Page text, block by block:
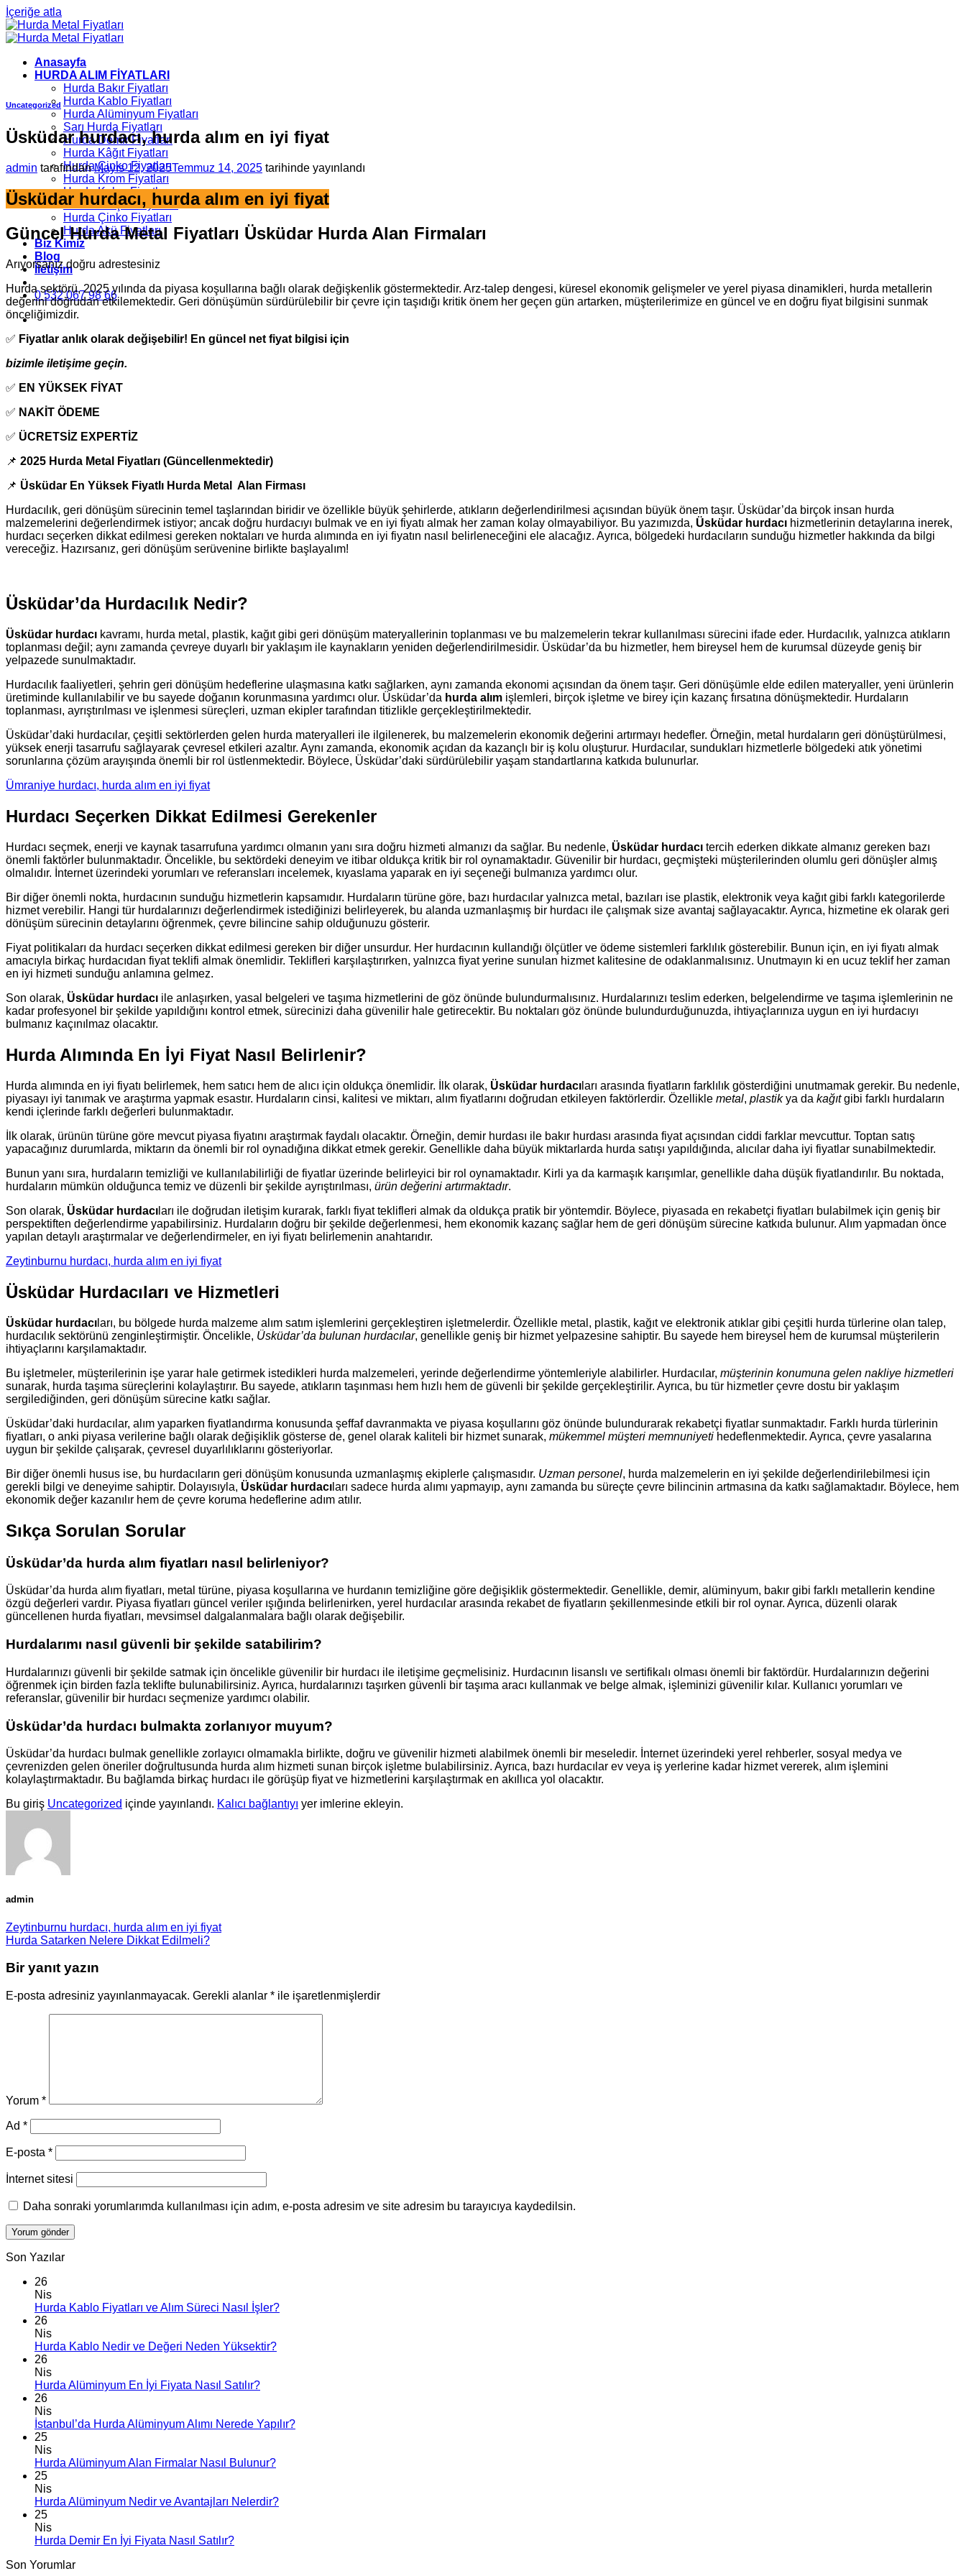
İçeriğe atla
Anasayfa
HURDA ALIM FİYATLARI
Hurda Bakır Fiyatları
Hurda Kablo Fiyatları
Hurda Alüminyum Fiyatları
Sarı Hurda Fiyatları
Hurda Demir Fiyatları
Hurda Kâğıt Fiyatları
Hurda Çinko Fiyatları
Hurda Krom Fiyatları
Hurda Kalay Fiyatları
Hurda Kurşun Fiyatları
Hurda Çinko Fiyatları
Hurda Akü Fiyatları
Biz Kimiz
Blog
İletişim
0 532 067 98 66
Uncategorized
Üsküdar hurdacı, hurda alım en iyi fiyat
admin tarafından Mayıs 12, 2025Temmuz 14, 2025 tarihinde yayınlandı
Üsküdar hurdacı, hurda alım en iyi fiyat
Güncel Hurda Metal Fiyatları Üsküdar Hurda Alan Firmaları
Arıyorsanız doğru adrestesiniz
Hurda sektörü, 2025 yılında da piyasa koşullarına bağlı olarak değişkenlik göstermektedir. Arz-talep dengesi, küresel ekonomik gelişmeler ve yerel piyasa dinamikleri, hurda metallerin
değerini doğrudan etkilemektedir. Geri dönüşümün sürdürülebilir bir çevre için taşıdığı kritik önem her geçen gün artarken, müşterilerimize en güncel ve en doğru fiyat bilgisini sunmak
önceliğimizdir.
✅ Fiyatlar anlık olarak değişebilir! En güncel net fiyat bilgisi için
bizimle iletişime geçin.
✅ EN YÜKSEK FİYAT
✅ NAKİT ÖDEME
✅ ÜCRETSİZ EXPERTİZ
📌 2025 Hurda Metal Fiyatları (Güncellenmektedir)
📌 Üsküdar En Yüksek Fiyatlı Hurda Metal Alan Firması
Hurdacılık, geri dönüşüm sürecinin temel taşlarından biridir ve özellikle büyük şehirlerde, atıkların değerlendirilmesi açısından büyük önem taşır. Üsküdar’da birçok insan hurda
malzemelerini değerlendirmek istiyor; ancak doğru hurdacıyı bulmak ve en iyi fiyatı almak her zaman kolay olmayabiliyor. Bu yazımızda, Üsküdar hurdacı hizmetlerinin detaylarına inerek,
hurdacı seçerken dikkat edilmesi gereken noktaları ve hurda alımında en iyi fiyatın nasıl belirleneceğini ele alacağız. Ayrıca, bölgedeki hurdacıların sunduğu hizmetler hakkında da bilgi
vereceğiz. Hazırsanız, geri dönüşüm serüvenine birlikte başlayalım!
Üsküdar’da Hurdacılık Nedir?
Üsküdar hurdacı kavramı, hurda metal, plastik, kağıt gibi geri dönüşüm materyallerinin toplanması ve bu malzemelerin tekrar kullanılması sürecini ifade eder. Hurdacılık, yalnızca atıkların
toplanması değil; aynı zamanda çevreye duyarlı bir yaklaşım ile kaynakların yeniden değerlendirilmesidir. Üsküdar’da bu hizmetler, hem bireysel hem de kurumsal düzeyde geniş bir
yelpazede sunulmaktadır.
Hurdacılık faaliyetleri, şehrin geri dönüşüm hedeflerine ulaşmasına katkı sağlarken, aynı zamanda ekonomi açısından da önem taşır. Geri dönüşümle elde edilen materyaller, yeni ürünlerin
üretiminde kullanılabilir ve bu sayede doğanın korunmasına yardımcı olur. Üsküdar’da hurda alım işlemleri, birçok işletme ve birey için kazanç fırsatına dönüşmektedir. Hurdaların
toplanması, ayrıştırılması ve işlenmesi süreçleri, uzman ekipler tarafından titizlikle gerçekleştirilmektedir.
Üsküdar’daki hurdacılar, çeşitli sektörlerden gelen hurda materyalleri ile ilgilenerek, bu malzemelerin ekonomik değerini artırmayı hedefler. Örneğin, metal hurdaların geri dönüştürülmesi,
yüksek enerji tasarrufu sağlayarak çevresel etkileri azaltır. Aynı zamanda, ekonomik açıdan da kazançlı bir iş kolu oluşturur. Hurdacılar, sundukları hizmetlerle bölgedeki atık yönetimi
sorunlarına çözüm arayışında önemli bir rol üstlenmektedir. Böylece, Üsküdar’daki sürdürülebilir yaşam standartlarına katkıda bulunurlar.
Ümraniye hurdacı, hurda alım en iyi fiyat
Hurdacı Seçerken Dikkat Edilmesi Gerekenler
Hurdacı seçmek, enerji ve kaynak tasarrufuna yardımcı olmanın yanı sıra doğru hizmeti almanızı da sağlar. Bu nedenle, Üsküdar hurdacı tercih ederken dikkate almanız gereken bazı
önemli faktörler bulunmaktadır. Öncelikle, bu sektördeki deneyim ve itibar oldukça kritik bir rol oynamaktadır. Güvenilir bir hurdacı, geçmişteki müşterilerinden olumlu geri dönüşler almış
olmalıdır. İnternet üzerindeki yorumları ve referansları incelemek, kıyaslama yaparak en iyi seçeneği bulmanıza yardımcı olur.
Bir diğer önemli nokta, hurdacının sunduğu hizmetlerin kapsamıdır. Hurdaların türüne göre, bazı hurdacılar yalnızca metal, bazıları ise plastik, elektronik veya kağıt gibi farklı kategorilerde
hizmet verebilir. Hangi tür hurdalarınızı değerlendirmek istediğinizi belirleyerek, bu alanda uzmanlaşmış bir hurdacı ile çalışmak size avantaj sağlayacaktır. Ayrıca, hizmetine ek olarak geri
dönüşüm sürecinin detaylarını öğrenmek, çevre bilincine sahip olduğunuzu gösterir.
Fiyat politikaları da hurdacı seçerken dikkat edilmesi gereken bir diğer unsurdur. Her hurdacının kullandığı ölçütler ve ödeme sistemleri farklılık gösterebilir. Bunun için, en iyi fiyatı almak
amacıyla birkaç hurdacıdan fiyat teklifi almak önemlidir. Teklifleri karşılaştırırken, yalnızca fiyat yerine sunulan hizmet kalitesine de odaklanmalısınız. Unutmayın ki en ucuz teklif her zaman
en iyi hizmeti sunduğu anlamına gelmez.
Son olarak, Üsküdar hurdacı ile anlaşırken, yasal belgeleri ve taşıma hizmetlerini de göz önünde bulundurmalısınız. Hurdalarınızı teslim ederken, belgelendirme ve taşıma işlemlerinin ne
kadar profesyonel bir şekilde yapıldığını kontrol etmek, sürecinizi daha güvenilir hale getirecektir. Bu noktaları göz önünde bulundurduğunuzda, ihtiyaçlarınıza uygun en iyi hurdacıyı
bulmanız kaçınılmaz olacaktır.
Hurda Alımında En İyi Fiyat Nasıl Belirlenir?
Hurda alımında en iyi fiyatı belirlemek, hem satıcı hem de alıcı için oldukça önemlidir. İlk olarak, Üsküdar hurdacı ları arasında fiyatların farklılık gösterdiğini unutmamak gerekir. Bu nedenle,
piyasayı iyi tanımak ve araştırma yapmak esastır. Hurdaların cinsi, kalitesi ve miktarı, alım fiyatlarını doğrudan etkileyen faktörlerdir. Özellikle metal, plastikya da kağıtgibi farklı hurdaların
kendi içlerinde farklı değerleri bulunmaktadır.
İlk olarak, ürünün türüne göre mevcut piyasa fiyatını araştırmak faydalı olacaktır. Örneğin, demir hurdası ile bakır hurdası arasında fiyat açısından ciddi farklar mevcuttur. Toptan satış
yapacağınız durumlarda, miktarın da önemli bir rol oynadığına dikkat etmek gerekir. Genellikle daha büyük miktarlarda hurda satışı yapıldığında, alıcılar daha iyi fiyatlar sunabilmektedir.
Bunun yanı sıra, hurdaların temizliği ve kullanılabilirliği de fiyatlar üzerinde belirleyici bir rol oynamaktadır. Kirli ya da karmaşık karışımlar, genellikle daha düşük fiyatlandırılır. Bu noktada,
hurdaların mümkün olduğunca temiz ve düzenli bir şekilde ayrıştırılması, ürün değerini artırmaktadır.
Son olarak, Üsküdar hurdacı ları ile doğrudan iletişim kurarak, farklı fiyat teklifleri almak da oldukça pratik bir yöntemdir. Böylece, piyasada en rekabetçi fiyatları bulabilmek için geniş bir
perspektiften değerlendirme yapabilirsiniz. Hurdaların doğru bir şekilde değerlenmesi, hem ekonomik kazanç sağlar hem de geri dönüşüm sürecine katkıda bulunur. Alım yapmadan önce
yapılan detaylı araştırmalar ve değerlendirmeler, en iyi fiyatı belirlemenin anahtarıdır.
Zeytinburnu hurdacı, hurda alım en iyi fiyat
Üsküdar Hurdacıları ve Hizmetleri
Üsküdar hurdacı ları, bu bölgede hurda malzeme alım satım işlemlerini gerçekleştiren işletmelerdir. Özellikle metal, plastik, kağıt ve elektronik atıklar gibi çeşitli hurda türlerine olan talep,
hurdacılık sektörünü zenginleştirmiştir. Öncelikle, Üsküdar’da bulunan hurdacılar, genellikle geniş bir hizmet yelpazesine sahiptir. Bu sayede hem bireysel hem de kurumsal müşterilerin
ihtiyaçlarını karşılamaktadır.
Bu işletmeler, müşterilerinin işe yarar hale getirmek istedikleri hurda malzemeleri, yerinde değerlendirme yöntemleriyle alabilirler. Hurdacılar, müşterinin konumuna gelen nakliye hizmetleri
sunarak, hurda taşıma süreçlerini kolaylaştırır. Bu sayede, atıkların taşınması hem hızlı hem de güvenli bir şekilde gerçekleştirilir. Ayrıca, bu tür hizmetler çevre dostu bir yaklaşım
sergilediğinden, geri dönüşüm sürecine katkı sağlar.
Üsküdar’daki hurdacılar, alım yaparken fiyatlandırma konusunda şeffaf davranmakta ve piyasa koşullarını göz önünde bulundurarak rekabetçi fiyatlar sunmaktadır. Farklı hurda türlerinin
fiyatları, o anki piyasa verilerine bağlı olarak değişiklik gösterse de, genel olarak kaliteli bir hizmet sunarak, mükemmel müşteri memnuniyeti hedeflenmektedir. Ayrıca, çevre yasalarına
uygun bir şekilde çalışarak, çevresel duyarlılıklarını gösteriyorlar.
Bir diğer önemli husus ise, bu hurdacıların geri dönüşüm konusunda uzmanlaşmış ekiplerle çalışmasıdır. Uzman personel, hurda malzemelerin en iyi şekilde değerlendirilebilmesi için
gerekli bilgi ve deneyime sahiptir. Dolayısıyla, Üsküdar hurdacı ları sadece hurda alımı yapmayıp, aynı zamanda bu süreçte çevre bilincinin artmasına da katkı sağlamaktadır. Böylece, hem
ekonomik değer kazanılır hem de çevre koruma hedeflerine adım atılır.
Sıkça Sorulan Sorular
Üsküdar’da hurda alım fiyatları nasıl belirleniyor?
Üsküdar’da hurda alım fiyatları, metal türüne, piyasa koşullarına ve hurdanın temizliğine göre değişiklik göstermektedir. Genellikle, demir, alüminyum, bakır gibi farklı metallerin kendine
özgü değerleri vardır. Piyasa fiyatları güncel veriler ışığında belirlenirken, yerel hurdacılar arasında rekabet de fiyatların şekillenmesinde etkili bir rol oynar. Ayrıca, düzenli olarak
güncellenen hurda fiyatları, mevsimsel dalgalanmalara bağlı olarak değişebilir.
Hurdalarımı nasıl güvenli bir şekilde satabilirim?
Hurdalarınızı güvenli bir şekilde satmak için öncelikle güvenilir bir hurdacı ile iletişime geçmelisiniz. Hurdacının lisanslı ve sertifikalı olması önemli bir faktördür. Hurdalarınızın değerini
öğrenmek için birden fazla teklifte bulunabilirsiniz. Ayrıca, hurdalarınızı taşırken güvenli bir taşıma aracı kullanmak ve belge almak, işleminizi güvenilir kılar. Kullanıcı yorumları ve
referanslar, güvenilir bir hurdacı seçmenize yardımcı olabilir.
Üsküdar’da hurdacı bulmakta zorlanıyor muyum?
Üsküdar’da hurdacı bulmak genellikle zorlayıcı olmamakla birlikte, doğru ve güvenilir hizmeti alabilmek önemli bir meseledir. İnternet üzerindeki yerel rehberler, sosyal medya ve
çevrenizden gelen öneriler doğrultusunda hurda alım hizmeti sunan birçok işletme bulabilirsiniz. Ayrıca, bazı hurdacılar ev veya iş yerlerine kadar hizmet vererek, alım işlemini
kolaylaştırmaktadır. Bu bağlamda birkaç hurdacı ile görüşüp fiyat ve hizmetlerini karşılaştırmak en akıllıca yol olacaktır.
Bu giriş Uncategorized içinde yayınlandı. Kalıcı bağlantıyı yer imlerine ekleyin.
admin
Zeytinburnu hurdacı, hurda alım en iyi fiyat
Hurda Satarken Nelere Dikkat Edilmeli?
Bir yanıt yazın
E-posta adresiniz yayınlanmayacak. Gerekli alanlar * ile işaretlenmişlerdir
Yorum *
Ad *
E-posta *
İnternet sitesi
Daha sonraki yorumlarımda kullanılması için adım, e-posta adresim ve site adresim bu tarayıcıya kaydedilsin.
Son Yazılar
26
Nis
Hurda Kablo Fiyatları ve Alım Süreci Nasıl İşler?
26
Nis
Hurda Kablo Nedir ve Değeri Neden Yüksektir?
26
Nis
Hurda Alüminyum En İyi Fiyata Nasıl Satılır?
26
Nis
İstanbul’da Hurda Alüminyum Alımı Nerede Yapılır?
25
Nis
Hurda Alüminyum Alan Firmalar Nasıl Bulunur?
25
Nis
Hurda Alüminyum Nedir ve Avantajları Nelerdir?
25
Nis
Hurda Demir En İyi Fiyata Nasıl Satılır?
Son Yorumlar